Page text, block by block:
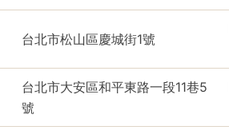
台北市松山區慶城街1號
台北市大安區和平東路一段11巷5
號